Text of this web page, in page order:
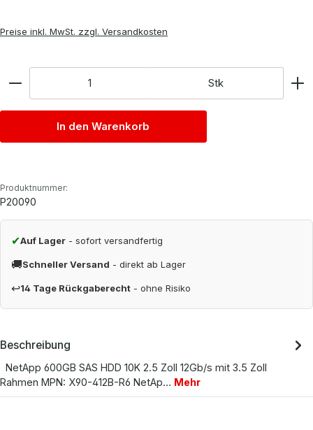
Preise inkl. MwSt. zzgl. Versandkosten
Stk
In den Warenkorb
Produktnummer:
P20090
✔Auf Lager - sofort versandfertig
🚚Schneller Versand - direkt ab Lager
↩14 Tage Rückgaberecht - ohne Risiko
Beschreibung
NetApp 600GB SAS HDD 10K 2.5 Zoll 12Gb/s mit 3.5 Zoll
Rahmen MPN: X90-412B-R6 NetAp… Mehr